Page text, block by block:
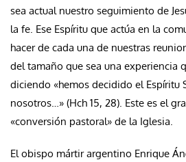
sea actual nuestro seguimiento de
la fe. Ese Espíritu que actúa en la
hacer de cada una de nuestras
del tamaño que sea una experiencia
diciendo «hemos decidido el Espíritu
nosotros…» (Hch 15, 28). Este es el
«conversión pastoral» de la Iglesia.
El obispo mártir argentino Enrique